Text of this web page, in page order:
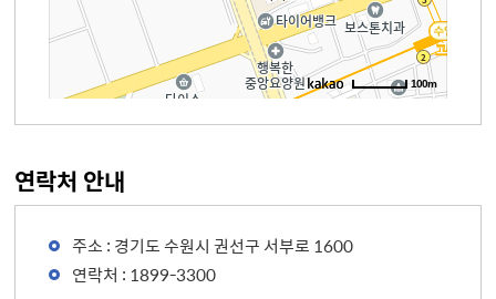
100m
연락처 안내
주소 : 경기도 수원시 권선구 서부로 1600
연락처 : 1899-3300